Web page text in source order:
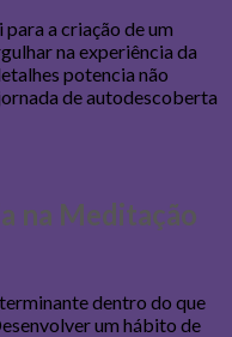
a criação de um
na experiência da
potencia não
de autodescoberta
na Meditação
dentro do que
um hábito de